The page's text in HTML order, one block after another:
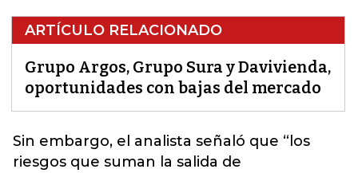
ARTÍCULO RELACIONADO
Grupo Argos, Grupo Sura y Davivienda,
oportunidades con bajas del mercado
Sin embargo, el analista señaló que “los
riesgos que suman la salida de